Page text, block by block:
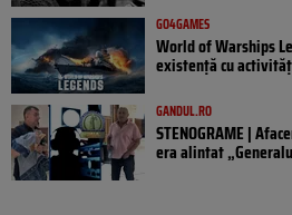
GO4GAMES
World of Warships
existență cu
GANDUL.RO
STENOGRAME |
era alintat